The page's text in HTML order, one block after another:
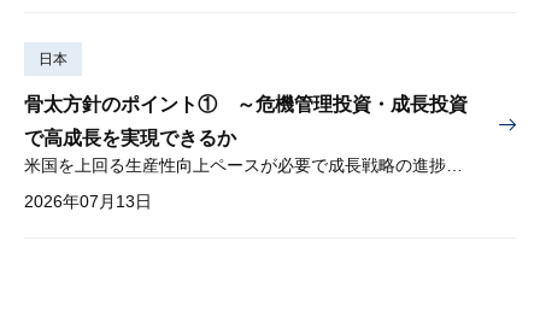
日本
骨太方針のポイント① ～危機管理投資・成長投資
で高成長を実現できるか
米国を上回る生産性向上ペースが必要で成長戦略の進捗管理も課題
2026年07月13日